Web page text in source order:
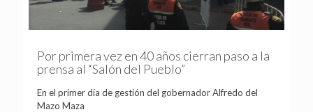
Por primera vez en 40 años cierran paso a la
prensa al “Salón del Pueblo”
En el primer día de gestión del gobernador Alfredo del
Mazo Maza